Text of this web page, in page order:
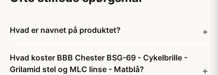
Hvad er navnet på produktet?
Hvad koster BBB Chester BSG-69 - Cykelbrille -
Grilamid stel og MLC linse - Matblå?